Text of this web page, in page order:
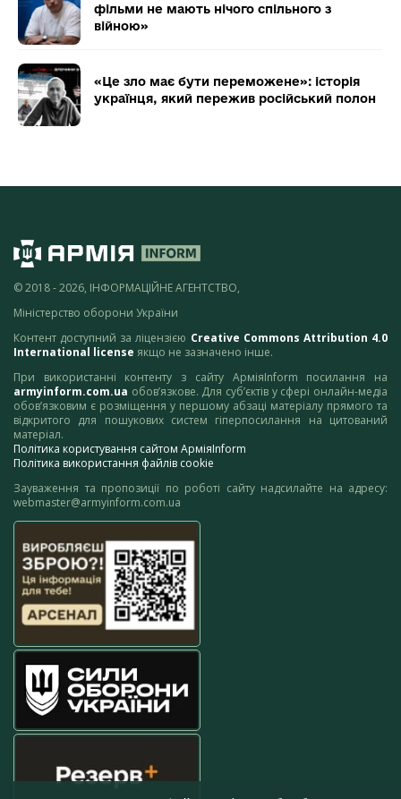
фільми не мають нічого спільного з
війною»
«Це зло має бути переможене»: історія
українця, який пережив російський полон
© 2018 - 2026, ІНФОРМАЦІЙНЕ АГЕНТСТВО,
Міністерство оборони України
Контент доступний за ліцензією Creative Commons Attribution 4.0
International license якщо не зазначено інше.
При використанні контенту з сайту АрміяInform посилання на
armyinform.com.ua обов’язкове. Для суб’єктів у сфері онлайн-медіа
обов’язковим є розміщення у першому абзаці матеріалу прямого та
відкритого для пошукових систем гіперпосилання на цитований
матеріал.
Політика користування сайтом АрміяInform
Політика використання файлів cookie
Зауваження та пропозиції по роботі сайту надсилайте на адресу:
webmaster@armyinform.com.ua